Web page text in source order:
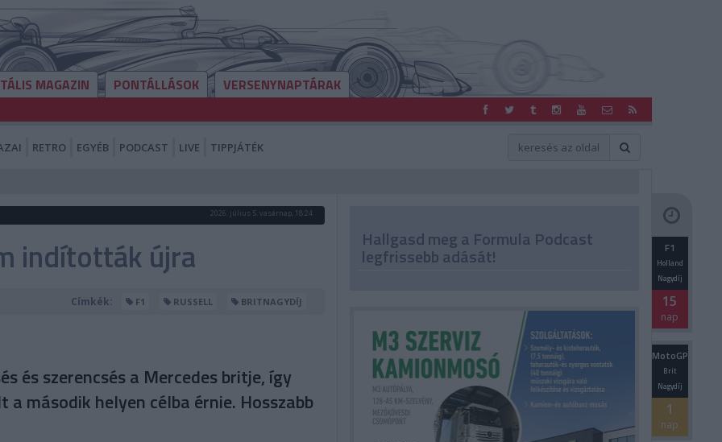
MAGAZIN PONTÁLLÁSOK VERSENYNAPTÁRAK
RETRO EGYÉB PODCAST LIVE TIPPJÁTÉK
2026. július 5. vasárnap, 18:24
indították újra
Címkék: F1 RUSSELL BRITNAGYDÍJ
és szerencsés a Mercedes britje, így
második helyen célba érnie. Hosszabb
Hallgasd meg a Formula Podcast
legfrissebb adását! F1
Holland
Nagydíj
15
nap
MotoGP
Brit
Nagydíj
1
nap